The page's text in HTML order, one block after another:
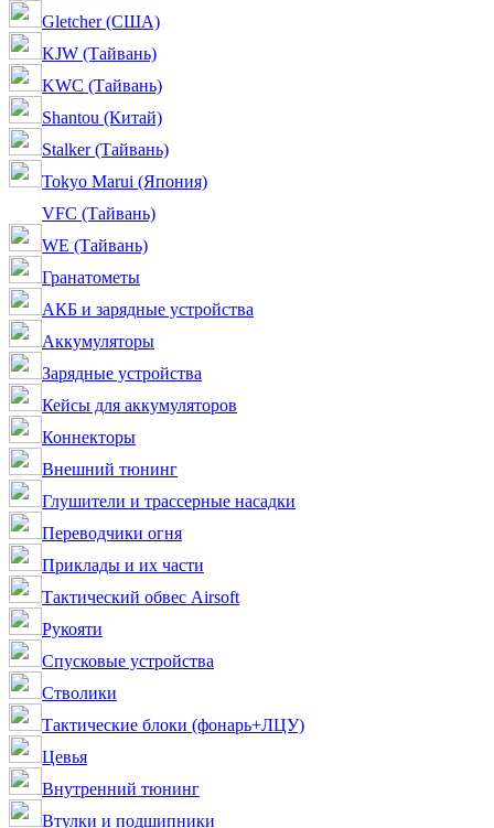
Gletcher (США)
KJW (Тайвань)
KWC (Тайвань)
Shantou (Китай)
Stalker (Тайвань)
Tokyo Marui (Япония)
VFC (Тайвань)
WE (Тайвань)
Гранатометы
АКБ и зарядные устройства
Аккумуляторы
Зарядные устройства
Кейсы для аккумуляторов
Коннекторы
Внешний тюнинг
Глушители и трассерные насадки
Переводчики огня
Приклады и их части
Тактический обвес Airsoft
Рукояти
Спусковые устройства
Стволики
Тактические блоки (фонарь+ЛЦУ)
Цевья
Внутренний тюнинг
Втулки и подшипники